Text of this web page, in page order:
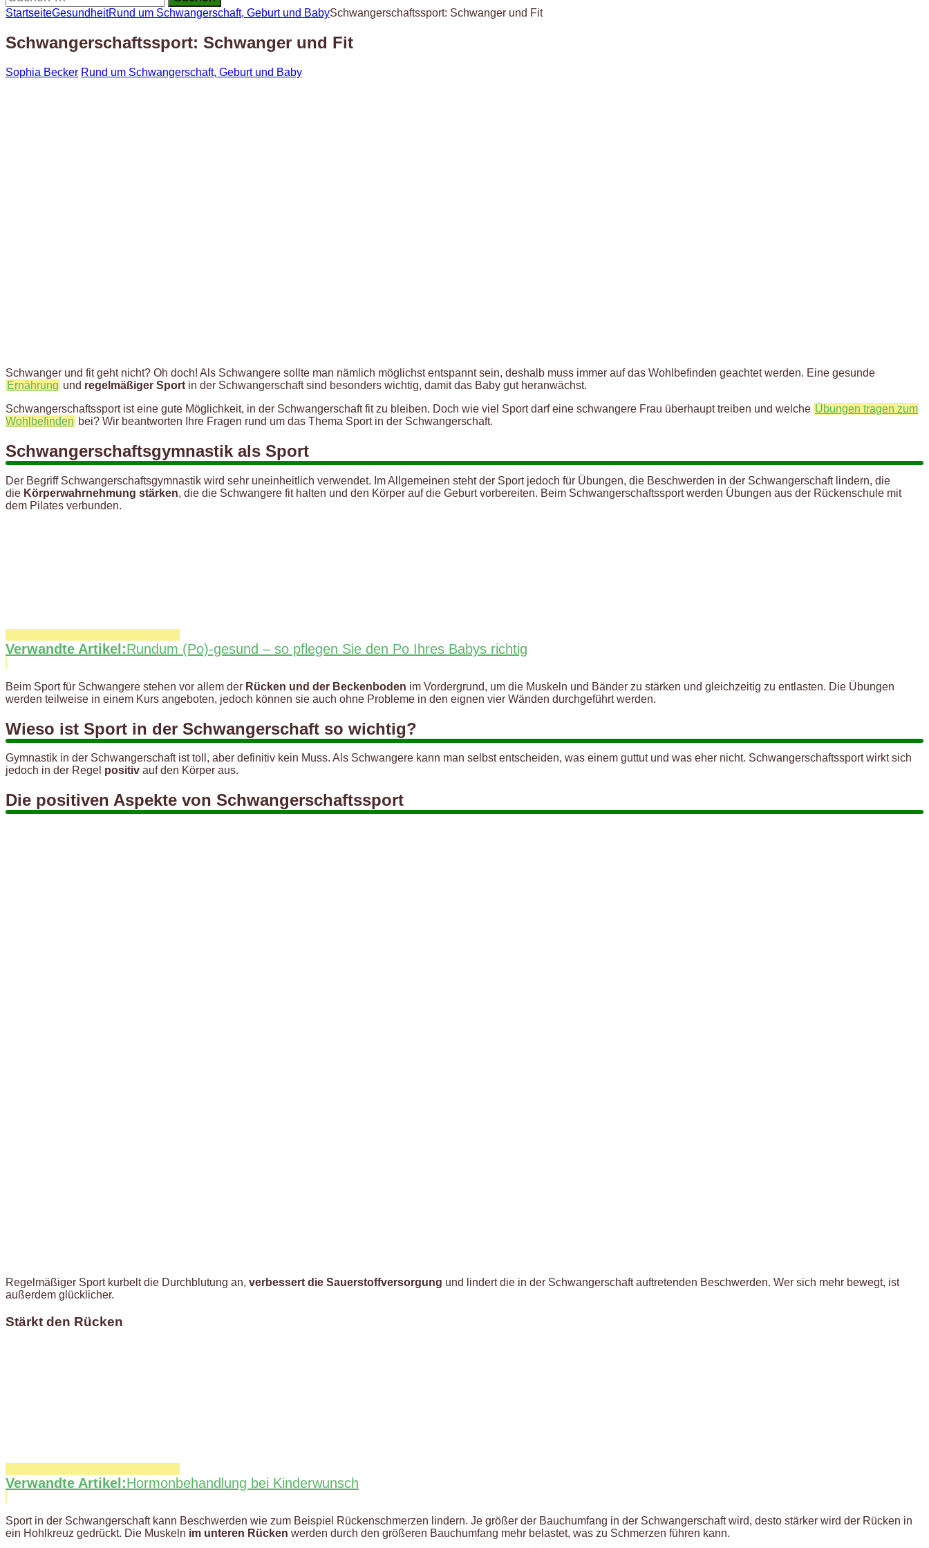
nach:
StartseiteGesundheitRund um Schwangerschaft, Geburt und BabySchwangerschaftssport: Schwanger und Fit
Schwangerschaftssport: Schwanger und Fit
Sophia Becker Rund um Schwangerschaft, Geburt und Baby
Schwanger und fit geht nicht? Oh doch! Als Schwangere sollte man nämlich möglichst entspannt sein, deshalb muss immer auf das Wohlbefinden geachtet werden. Eine gesunde
Ernährung und regelmäßiger Sport in der Schwangerschaft sind besonders wichtig, damit das Baby gut heranwächst.
Schwangerschaftssport ist eine gute Möglichkeit, in der Schwangerschaft fit zu bleiben. Doch wie viel Sport darf eine schwangere Frau überhaupt treiben und welche Übungen tragen zum
Wohlbefinden bei? Wir beantworten Ihre Fragen rund um das Thema Sport in der Schwangerschaft.
Schwangerschaftsgymnastik als Sport
Der Begriff Schwangerschaftsgymnastik wird sehr uneinheitlich verwendet. Im Allgemeinen steht der Sport jedoch für Übungen, die Beschwerden in der Schwangerschaft lindern, die
die Körperwahrnehmung stärken, die die Schwangere fit halten und den Körper auf die Geburt vorbereiten. Beim Schwangerschaftssport werden Übungen aus der Rückenschule mit
dem Pilates verbunden.
Verwandte Artikel:Rundum (Po)-gesund – so pflegen Sie den Po Ihres Babys richtig
Beim Sport für Schwangere stehen vor allem der Rücken und der Beckenboden im Vordergrund, um die Muskeln und Bänder zu stärken und gleichzeitig zu entlasten. Die Übungen
werden teilweise in einem Kurs angeboten, jedoch können sie auch ohne Probleme in den eignen vier Wänden durchgeführt werden.
Wieso ist Sport in der Schwangerschaft so wichtig?
Gymnastik in der Schwangerschaft ist toll, aber definitiv kein Muss. Als Schwangere kann man selbst entscheiden, was einem guttut und was eher nicht. Schwangerschaftssport wirkt sich
jedoch in der Regel positiv auf den Körper aus.
Die positiven Aspekte von Schwangerschaftssport
Regelmäßiger Sport kurbelt die Durchblutung an, verbessert die Sauerstoffversorgung und lindert die in der Schwangerschaft auftretenden Beschwerden. Wer sich mehr bewegt, ist
außerdem glücklicher.
Stärkt den Rücken
Verwandte Artikel:Hormonbehandlung bei Kinderwunsch
Sport in der Schwangerschaft kann Beschwerden wie zum Beispiel Rückenschmerzen lindern. Je größer der Bauchumfang in der Schwangerschaft wird, desto stärker wird der Rücken in
ein Hohlkreuz gedrückt. Die Muskeln im unteren Rücken werden durch den größeren Bauchumfang mehr belastet, was zu Schmerzen führen kann.